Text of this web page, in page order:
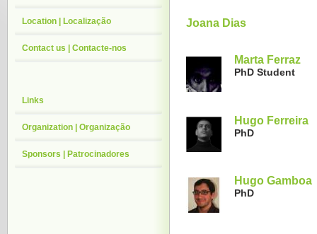
Joana Dias
Marta Ferraz
PhD Student
Hugo Ferreira
PhD
Hugo Gamboa
PhD
Location | Localização
Contact us | Contacte-nos
Links
Organization | Organização
Sponsors | Patrocinadores